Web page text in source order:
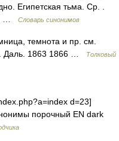
Египетская тьма. Ср. .
…
Словарь синонимов
темнота и пр. см.
Даль. 1863 1866 …
Толковый
d=23]
порочный EN dark